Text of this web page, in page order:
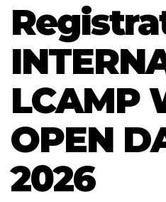
LCAMP
OPEN
2026